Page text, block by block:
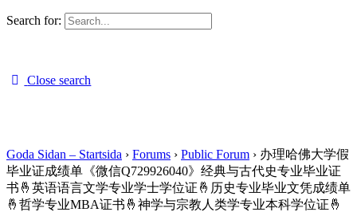
Search for:
Close search
Goda Sidan – Startsida › Forums › Public Forum › 办理哈佛大学假
毕业证成绩单《微信Q729926040》经典与古代史专业毕业证
书🤞英语语言文学专业学士学位证🤞历史专业毕业文凭成绩单
🤞哲学专业MBA证书🤞神学与宗教人类学专业本科学位证🤞